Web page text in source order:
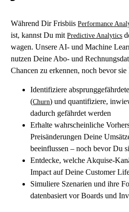
Während Dir FrisbiisPerformance
ist, kannst Du mitPredictive Analytics
wagen. Unsere AI- und Machine
nutzen Deine Abo- und
Chancen zu erkennen, noch bevor
Identifiziere
(Churn) und quantifiziere,
dadurch gefährdet werden
Erhalte wahrscheinliche
Preisänderungen Deine
beeinflussen – noch bevor Du
Entdecke, welche Akquise-
Impact auf Deine Customer
Simuliere Szenarien und ihre
datenbasiert vor Boards und